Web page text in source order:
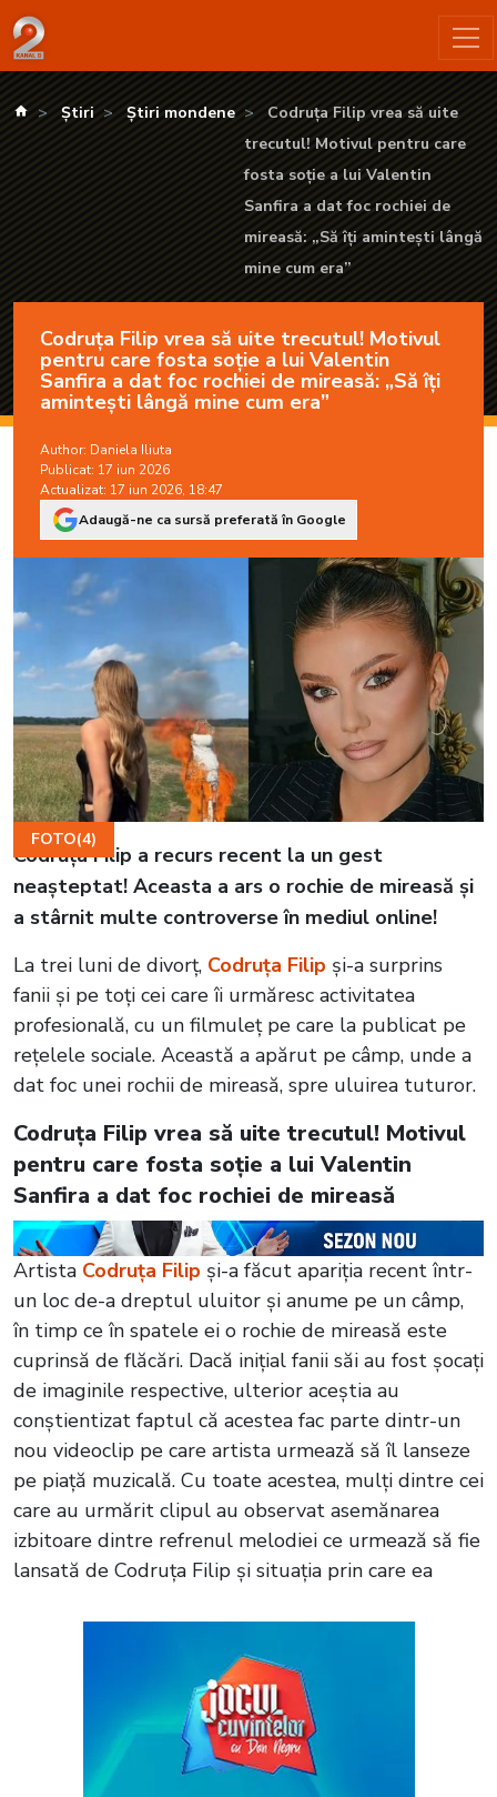
Codruța Filip vrea să uite trecutul! Motivul pentru care fosta
kanald.ro
Știri Știri mondene
Codruța Filip vrea să uite
trecutul! Motivul pentru care
fosta soție a lui Valentin
Sanfira a dat foc rochiei de
mireasă: „Să îți amintești lângă
mine cum era”
Codruța Filip vrea să uite trecutul! Motivul
pentru care fosta soție a lui Valentin
Sanfira a dat foc rochiei de mireasă: „Să îți
amintești lângă mine cum era”
Author: Daniela Iliuta
Publicat: 17 iun 2026
Actualizat: 17 iun 2026, 18:47
Adaugă-ne ca sursă preferată în Google
FOTO(4)
Codruța Filip a recurs recent la un gest
neașteptat! Aceasta a ars o rochie de mireasă și
a stârnit multe controverse în mediul online!
La trei luni de divorț, Codruța Filip și-a surprins
fanii și pe toți cei care îi urmăresc activitatea
profesională, cu un filmuleț pe care la publicat pe
rețelele sociale. Această a apărut pe câmp, unde a
dat foc unei rochii de mireasă, spre uluirea tuturor.
Codruța Filip vrea să uite trecutul! Motivul
pentru care fosta soție a lui Valentin
Sanfira a dat foc rochiei de mireasă
Artista Codruța Filip și-a făcut apariția recent într-
un loc de-a dreptul uluitor și anume pe un câmp,
în timp ce în spatele ei o rochie de mireasă este
cuprinsă de flăcări. Dacă inițial fanii săi au fost șocați
de imaginile respective, ulterior aceștia au
conștientizat faptul că acestea fac parte dintr-un
nou videoclip pe care artista urmează să îl lanseze
pe piață muzicală. Cu toate acestea, mulți dintre cei
care au urmărit clipul au observat asemănarea
izbitoare dintre refrenul melodiei ce urmează să fie
lansată de Codruța Filip și situația prin care ea